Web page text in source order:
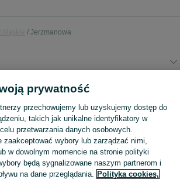
Jerzmanowa
wyszukiwania
przedni ford s max mk1 dom
Skorzystaj z największego serwisu ogłoszeniowego - Jerzmanowa i okolice! Kupuj to, czego pragniesz i sprzedawaj to, czego już nie potrzebujesz! Zobacz
prywatność
przechowujemy lub uzyskujemy dostęp do
takich jak unikalne identyfikatory w
przetwarzania danych osobowych.
zaakceptować wybory lub zarządzać nimi,
w dowolnym momencie na stronie polityki
będą sygnalizowane naszym partnerom i
na dane przeglądania. Polityka cookies,